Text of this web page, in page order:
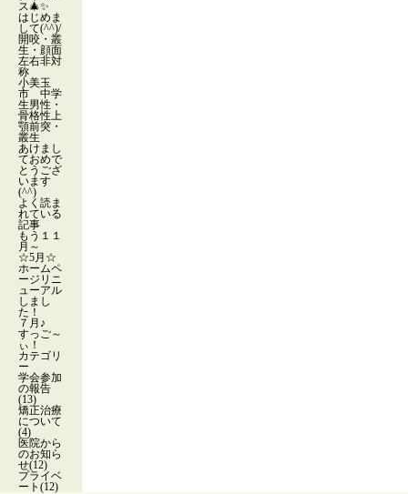
ス🎄✨
はじめま
して(^^)/
開咬・叢
生・顔面
左右非対
称
小美玉
市 中学
生男性・
骨格性上
顎前突・
叢生
あけまし
ておめで
とうござ
います
(^^)
よく読ま
れている
記事
もう１１
月～
☆5月☆
ホームペ
ージリニ
ューアル
しまし
た！
７月♪
すっご～
ぃ！
カテゴリ
ー
学会参加
の報告
(13)
矯正治療
について
(4)
医院から
のお知ら
せ(12)
プライベ
ート(12)